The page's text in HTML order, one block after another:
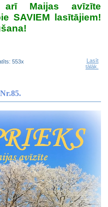
Maijas avīzīte
SAVIEM lasītājiem!
553x
Lasīt
tālāk.